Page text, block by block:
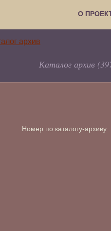
О
Каталог архив
Номер по каталогу-архиву